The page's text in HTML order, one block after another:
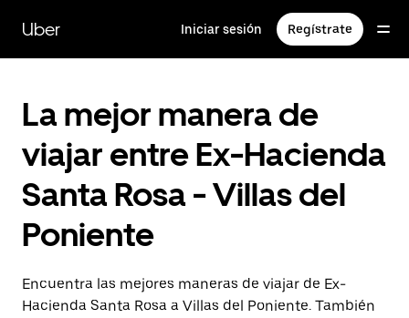
contenido
principal
Uber Iniciar sesión Regístrate
La mejor manera de
viajar entre Ex-Hacienda
Santa Rosa - Villas del
Poniente
Encuentra las mejores maneras de viajar de Ex-
Hacienda Santa Rosa a Villas del Poniente. También